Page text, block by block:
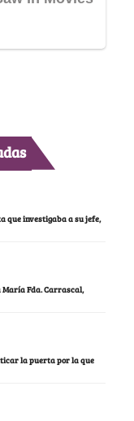
que investigaba a su jefe,
María Fda. Carrascal,
la puerta por la que